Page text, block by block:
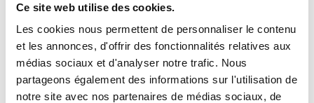
Ce site web utilise des cookies.
Les cookies nous permettent de personnaliser le contenu
et les annonces, d'offrir des fonctionnalités relatives aux
médias sociaux et d'analyser notre trafic. Nous
partageons également des informations sur l'utilisation de
notre site avec nos partenaires de médias sociaux, de
au Next40 sur la base de leur chiffre d’affaires,
montrent que l’innovation peut être synonyme de
succès commercial.